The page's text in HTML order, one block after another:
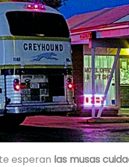
esperan las musas